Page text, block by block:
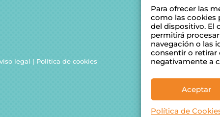
Para ofrecer las
como las cookies
del dispositivo. El
permitirá
navegación o las
consentir o retirar
negativamente a
Aceptar
Política de
legal | Política de cookies